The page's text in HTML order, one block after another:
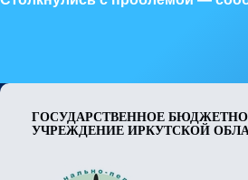
ГОСУДАРСТВЕННОЕ
УЧРЕЖДЕНИЕ ИРКУТСКОЙ